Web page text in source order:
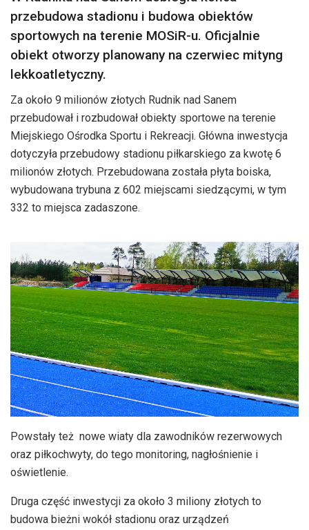
przebudowa stadionu i budowa obiektów
sportowych na terenie MOSiR-u. Oficjalnie
obiekt otworzy planowany na czerwiec mityng
lekkoatletyczny.
Za około 9 milionów złotych Rudnik nad Sanem
przebudował i rozbudował obiekty sportowe na terenie
Miejskiego Ośrodka Sportu i Rekreacji. Główna inwestycja
dotyczyła przebudowy stadionu piłkarskiego za kwotę 6
milionów złotych. Przebudowana została płyta boiska,
wybudowana trybuna z 602 miejscami siedzącymi, w tym
332 to miejsca zadaszone.
Powstały też nowe wiaty dla zawodników rezerwowych
oraz piłkochwyty, do tego monitoring, nagłośnienie i
oświetlenie.
Druga część inwestycji za około 3 miliony złotych to
budowa bieżni wokół stadionu oraz urządzeń